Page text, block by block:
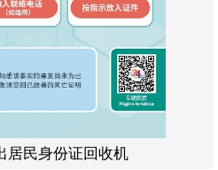
居民身份证回收机